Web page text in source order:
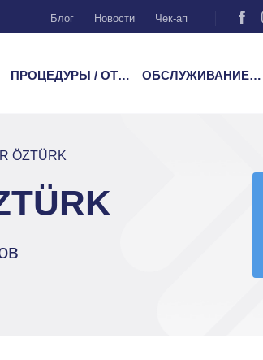
Блог Новости Чек-ап
ПРОЦЕДУРЫ / ОТДЕЛЕНИЯ ОБСЛУЖИВАНИЕ ПАЦИЕНТОВ
ÖZTÜRK